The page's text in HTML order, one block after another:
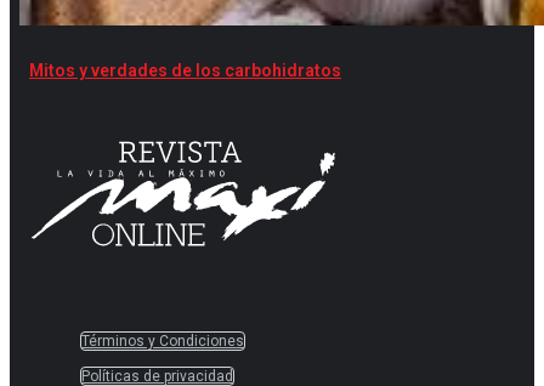
Mitos y verdades de los carbohidratos
Términos y Condiciones
Políticas de privacidad